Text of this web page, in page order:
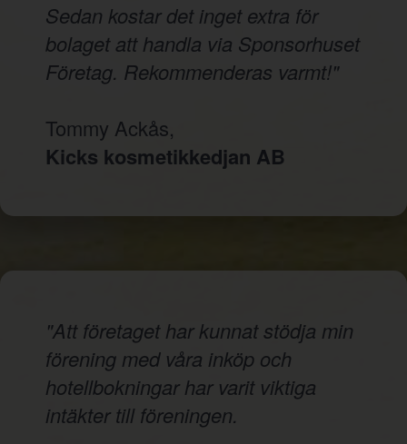
Sedan kostar det inget extra för
bolaget att handla via Sponsorhuset
Företag. Rekommenderas varmt!"
Tommy Ackås,
Kicks kosmetikkedjan AB
"Att företaget har kunnat stödja min
förening med våra inköp och
hotellbokningar har varit viktiga
intäkter till föreningen.